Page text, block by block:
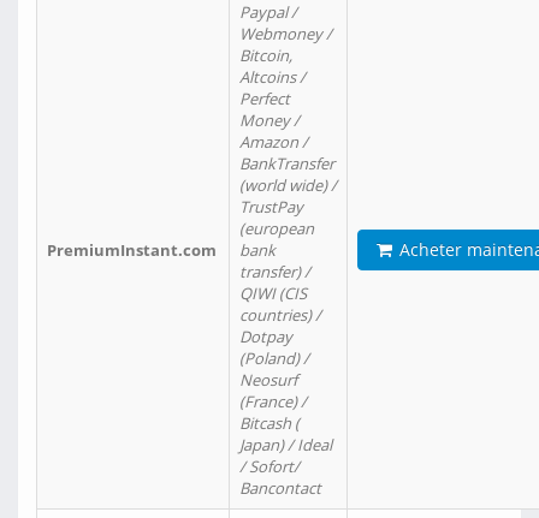
PremiumInstant.com
Paypal /
Webmoney /
Bitcoin,
Altcoins /
Perfect
Money /
Amazon /
BankTransfer
(world wide) /
TrustPay
(european
bank
transfer) /
QIWI (CIS
countries) /
Dotpay
(Poland) /
Neosurf
(France) /
Bitcash (
Japan) / Ideal
/ Sofort/
Bancontact
Acheter